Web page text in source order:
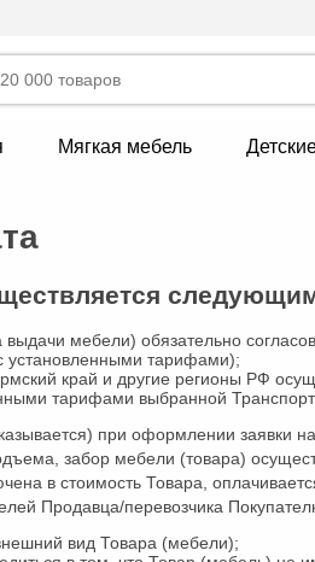
Мягкая мебель
мебели) обязательно
установленными тарифами);
край и другие регионы РФ
тарифами выбранной
при оформлении
забор мебели (товара)
в стоимость Товара,
Продавца/перевозчика
вид Товара (мебели);